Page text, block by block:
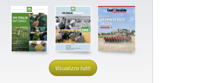
Visualizza tutti